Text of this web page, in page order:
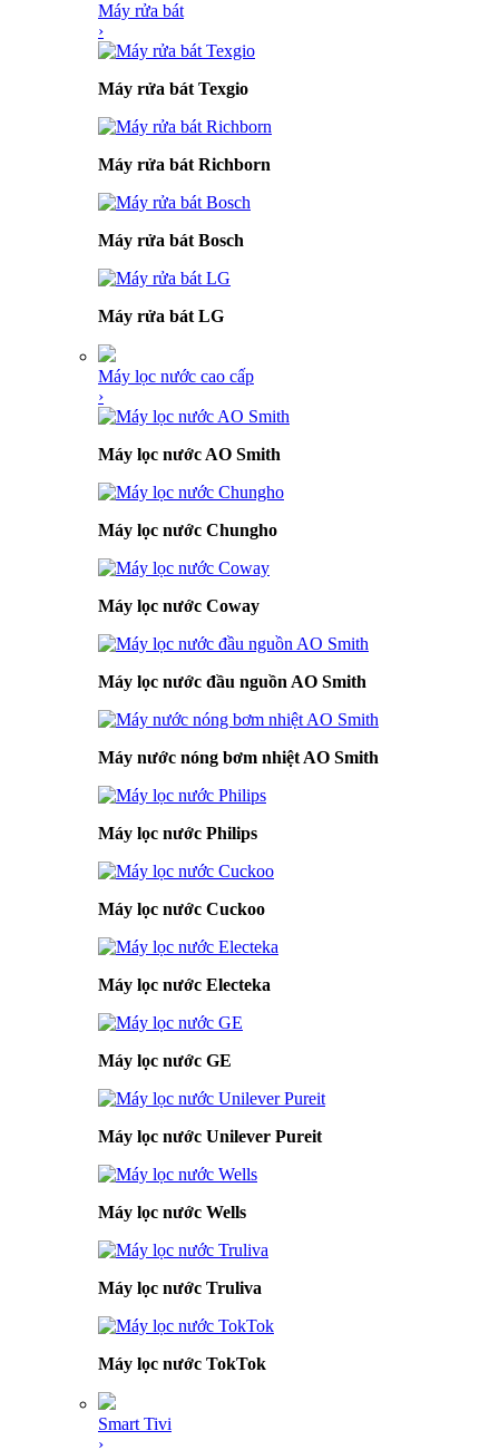
Máy rửa bát
›
Máy rửa bát Texgio
Máy rửa bát Richborn
Máy rửa bát Bosch
Máy rửa bát LG
Máy lọc nước cao cấp
›
Máy lọc nước AO Smith
Máy lọc nước Chungho
Máy lọc nước Coway
Máy lọc nước đầu nguồn AO Smith
Máy nước nóng bơm nhiệt AO Smith
Máy lọc nước Philips
Máy lọc nước Cuckoo
Máy lọc nước Electeka
Máy lọc nước GE
Máy lọc nước Unilever Pureit
Máy lọc nước Wells
Máy lọc nước Truliva
Máy lọc nước TokTok
Smart Tivi
›